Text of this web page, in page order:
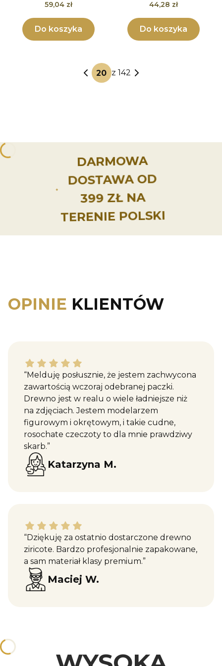
Cena
59,04 zł
Do koszyka
Cena
44,28 zł
Do koszyka
z 142
DARMOWA
DOSTAWA OD
399 ZŁ NA
TERENIE POLSKI
OPINIE KLIENTÓW
Katarzyna M. dał ocenę: 5
“Melduję posłusznie, że jestem zachwycona
zawartością wczoraj odebranej paczki.
Drewno jest w realu o wiele ładniejsze niż
na zdjęciach. Jestem modelarzem
figurowym i okrętowym, i takie cudne,
rosochate czeczoty to dla mnie prawdziwy
skarb.”
Katarzyna M.
Maciej W. dał ocenę: 5
“Dziękuję za ostatnio dostarczone drewno
ziricote. Bardzo profesjonalnie zapakowane,
a sam materiał klasy premium.”
Maciej W.